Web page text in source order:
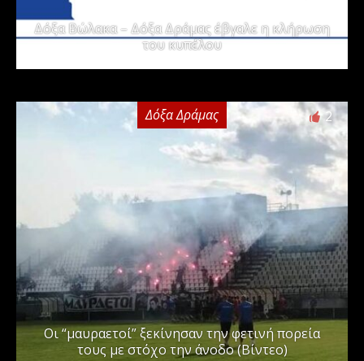
Δόξα Βώλακα – Δόξα Δράμας έβγαλε η κλήρωση
του κυπέλου
Δόξα Δράμας 2
Οι “μαυραετοί” ξεκίνησαν την φετινή πορεία
τους με στόχο την άνοδο (Βίντεο)